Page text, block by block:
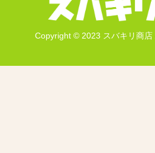
Copyright © 2023 スバキリ商店